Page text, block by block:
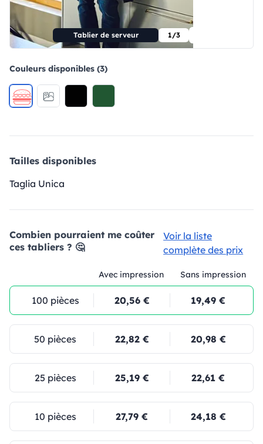
Tablier de serveur 1/3
Couleurs disponibles (3)
Tailles disponibles
Taglia Unica
Combien pourraient me coûter
ces tabliers ? 🤔
Voir la liste
complète des prix
Avec impression Sans impression
100 pièces 20,56 € 19,49 €
50 pièces 22,82 € 20,98 €
25 pièces 25,19 € 22,61 €
10 pièces 27,79 € 24,18 €